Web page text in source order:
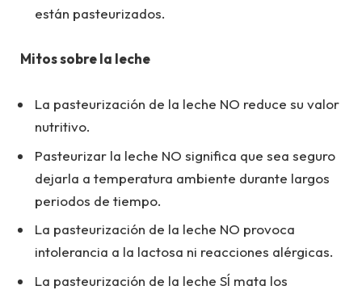
están pasteurizados.
Mitos sobre la leche
La pasteurización de la leche NO reduce su valor
nutritivo.
Pasteurizar la leche NO significa que sea seguro
dejarla a temperatura ambiente durante largos
periodos de tiempo.
La pasteurización de la leche NO provoca
intolerancia a la lactosa ni reacciones alérgicas.
La pasteurización de la leche SÍ mata los